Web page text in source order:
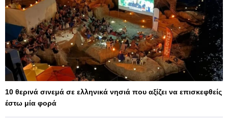
10 θερινά σινεμά σε ελληνικά νησιά που αξίζει να επισκεφθείς
έστω μία φορά